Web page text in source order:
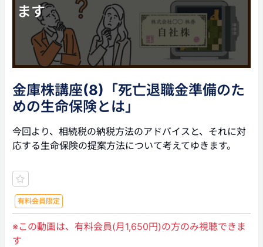
ます
金庫株講座(8)「死亡退職金準備のた
めの生命保険とは」
今回より、相続税の納税方法のアドバイスと、それに対
応する生命保険の提案方法について考えてゆきます。
有料会員限定
※この動画は、有料会員(月1,650円)の方のみ視聴できま
す